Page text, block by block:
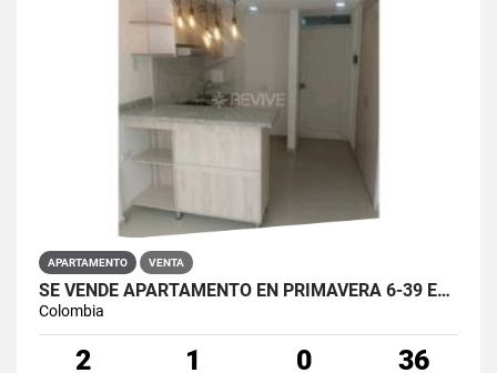
APARTAMENTO VENTA
SE VENDE APARTAMENTO EN PRIMAVERA 6-39 ET 2 PUENTE ARANDA
Colombia
2 1 0 36